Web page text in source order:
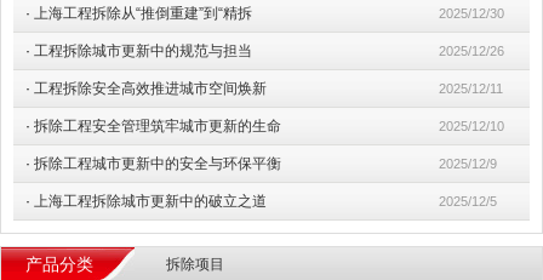
· 上海工程拆除从“推倒重建”到“精拆 2025/12/30
· 工程拆除城市更新中的规范与担当 2025/12/26
· 工程拆除安全高效推进城市空间焕新 2025/12/11
· 拆除工程安全管理筑牢城市更新的生命 2025/12/10
· 拆除工程城市更新中的安全与环保平衡 2025/12/9
· 上海工程拆除城市更新中的破立之道 2025/12/5
产品分类 拆除项目